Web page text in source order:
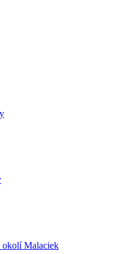
okolí Malaciek